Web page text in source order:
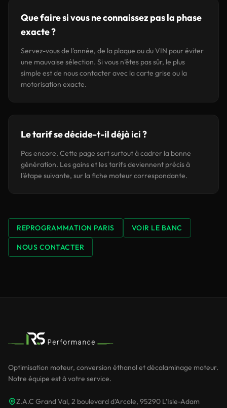
Que faire si vous ne connaissez pas la phase
exacte ?
Servez-vous de l’année, de la plaque ou du VIN pour éviter
une mauvaise sélection. Si vous n’êtes pas sûr, le plus
simple est de nous contacter avec la carte grise ou la
motorisation exacte.
Le tarif se décide-t-il déjà ici ?
Pas encore. Cette page sert surtout à cadrer la bonne
génération. Les gains et les tarifs deviennent précis à
l’étape suivante, sur la fiche moteur correspondante.
REPROGRAMMATION PARIS VOIR LE BANC
NOUS CONTACTER
Optimisation moteur, conversion éthanol et décalaminage moteur.
Notre équipe est à votre service.
Z.A.C Grand Val, 2 boulevard d'Arcole, 95290 L'Isle-Adam